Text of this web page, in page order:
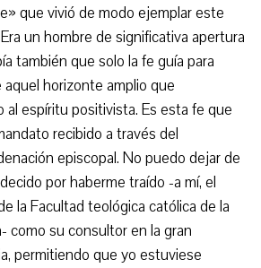
que vivió de modo ejemplar este
un hombre de significativa apertura
también que solo la fe guía para
aquel horizonte amplio que
al espíritu positivista. Es esta fe que
recibido a través del
episcopal. No puedo dejar de
por haberme traído -a mí, el
la Facultad teológica católica de la
como su consultor en la gran
permitiendo que yo estuviese